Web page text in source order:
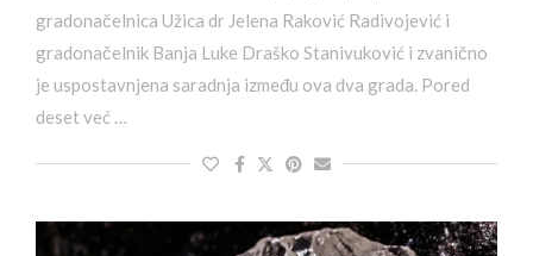
gradonačelnica Užica dr Jelena Raković Radivojević i
gradonačelnik Banja Luke Draško Stanivuković i zvanično
je uspostavnjena saradnja između ova dva grada. Pored
deset već …